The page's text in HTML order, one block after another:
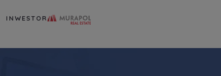
INWESTOR Murapol Real Estate S.A.